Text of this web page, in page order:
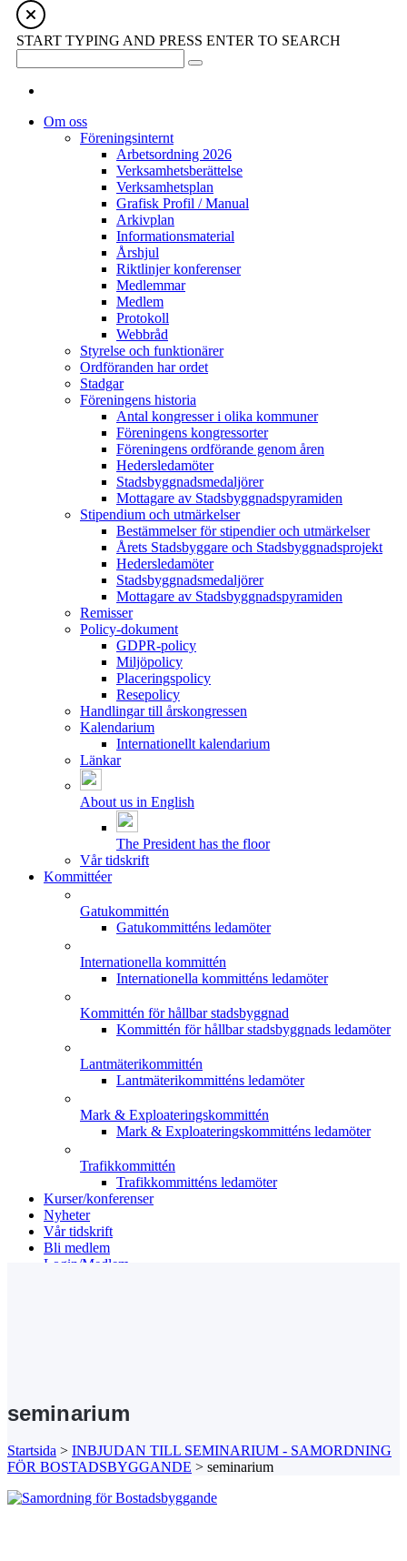
START TYPING AND PRESS ENTER TO SEARCH
Om oss
Föreningsinternt
Arbetsordning 2026
Verksamhetsberättelse
Verksamhetsplan
Grafisk Profil / Manual
Arkivplan
Informationsmaterial
Årshjul
Riktlinjer konferenser
Medlemmar
Medlem
Protokoll
Webbråd
Styrelse och funktionärer
Ordföranden har ordet
Stadgar
Föreningens historia
Antal kongresser i olika kommuner
Föreningens kongressorter
Föreningens ordförande genom åren
Hedersledamöter
Stadsbyggnadsmedaljörer
Mottagare av Stadsbyggnadspyramiden
Stipendium och utmärkelser
Bestämmelser för stipendier och utmärkelser
Årets Stadsbyggare och Stadsbyggnadsprojekt
Hedersledamöter
Stadsbyggnadsmedaljörer
Mottagare av Stadsbyggnadspyramiden
Remisser
Policy-dokument
GDPR-policy
Miljöpolicy
Placeringspolicy
Resepolicy
Handlingar till årskongressen
Kalendarium
Internationellt kalendarium
Länkar
About us in English
The President has the floor
Vår tidskrift
Kommittéer
Gatukommittén
Gatukommitténs ledamöter
Internationella kommittén
Internationella kommitténs ledamöter
Kommittén för hållbar stadsbyggnad
Kommittén för hållbar stadsbyggnads ledamöter
Lantmäterikommittén
Lantmäterikommitténs ledamöter
Mark & Exploateringskommittén
Mark & Exploateringskommitténs ledamöter
Trafikkommittén
Trafikkommitténs ledamöter
Kurser/konferenser
Nyheter
Vår tidskrift
Bli medlem
Login/Medlem
seminarium
Startsida > INBJUDAN TILL SEMINARIUM - SAMORDNING
FÖR BOSTADSBYGGANDE > seminarium